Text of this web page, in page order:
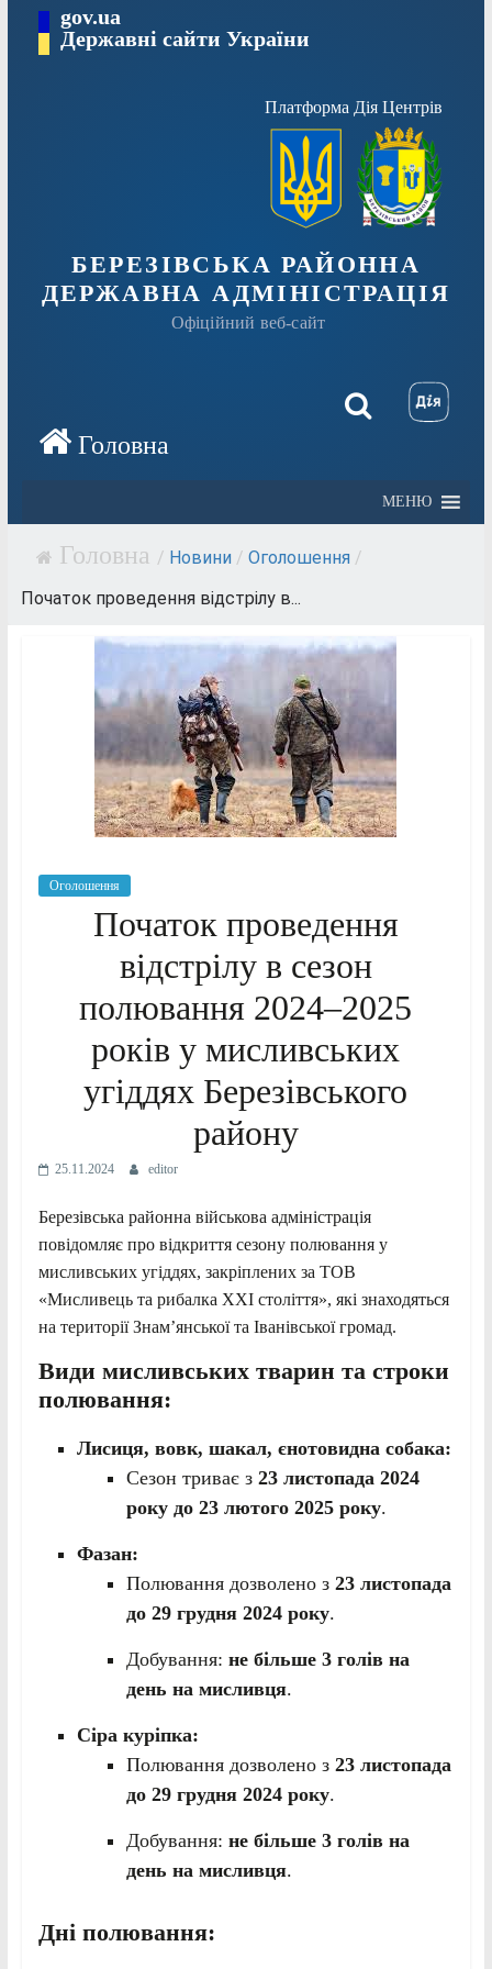
Перейтиgov.ua
Державні сайти України
Платформа Дія Центрів
БЕРЕЗІВСЬКА РАЙОННА
ДЕРЖАВНА АДМІНІСТРАЦІЯ
Офіційний веб-сайт
МЕНЮ
/ Новини / Оголошення /
Початок проведення відстрілу в...
Оголошення
Початок проведення
відстрілу в сезон
полювання 2024–2025
років у мисливських
угіддях Березівського
району
25.11.2024 editor
Березівська районна військова адміністрація
повідомляє про відкриття сезону полювання у
мисливських угіддях, закріплених за ТОВ
«Мисливець та рибалка XXI століття», які знаходяться
на території Знам’янської та Іванівської громад.
Види мисливських тварин та строки
полювання:
Лисиця, вовк, шакал, єнотовидна собака:
Сезон триває з 23 листопада 2024
року до 23 лютого 2025 року.
Фазан:
Полювання дозволено з 23 листопада
до 29 грудня 2024 року.
Добування: не більше 3 голів на
день на мисливця.
Сіра куріпка:
Полювання дозволено з 23 листопада
до 29 грудня 2024 року.
Добування: не більше 3 голів на
день на мисливця.
Дні полювання: